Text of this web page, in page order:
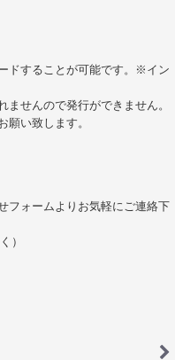
ドすることが可能です。※イン
せんので発行ができません。
願い致します。
フォームよりお気軽にご連絡下
）